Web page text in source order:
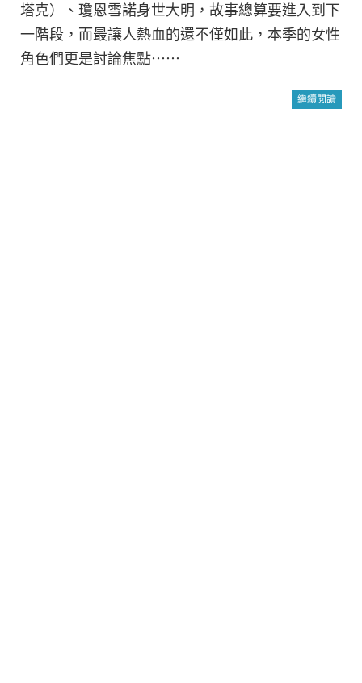
塔克）、瓊恩雪諾身世大明，故事總算要進入到下
一階段，而最讓人熱血的還不僅如此，本季的女性
角色們更是討論焦點⋯⋯
繼續閱讀